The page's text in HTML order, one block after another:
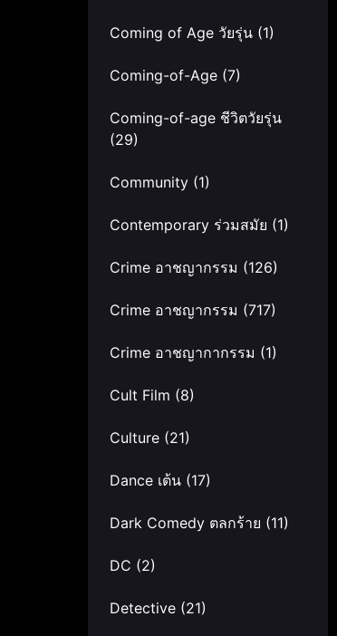
Coming of Age วัยรุ่น (1)
Coming-of-Age (7)
Coming-of-age ชีวิตวัยรุ่น
(29)
Community (1)
Contemporary ร่วมสมัย (1)
Crime อาชญากรรม (126)
Crime อาชญากรรม (717)
Crime อาชญากากรรม (1)
Cult Film (8)
Culture (21)
Dance เต้น (17)
Dark Comedy ตลกร้าย (11)
DC (2)
Detective (21)